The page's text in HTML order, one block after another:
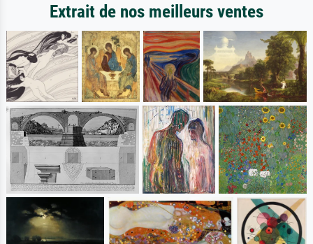
Extrait de nos meilleurs ventes